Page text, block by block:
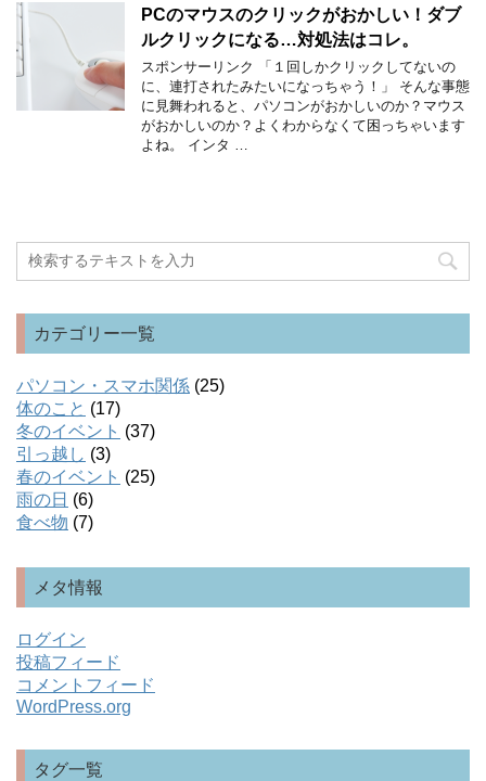
PCのマウスのクリックがおかしい！ダブ
ルクリックになる…対処法はコレ。
スポンサーリンク 「１回しかクリックしてないの
に、連打されたみたいになっちゃう！」 そんな事態
に見舞われると、パソコンがおかしいのか？マウス
がおかしいのか？よくわからなくて困っちゃいます
よね。 インタ …
カテゴリー一覧
パソコン・スマホ関係 (25)
体のこと (17)
冬のイベント (37)
引っ越し (3)
春のイベント (25)
雨の日 (6)
食べ物 (7)
メタ情報
ログイン
投稿フィード
コメントフィード
WordPress.org
タグ一覧